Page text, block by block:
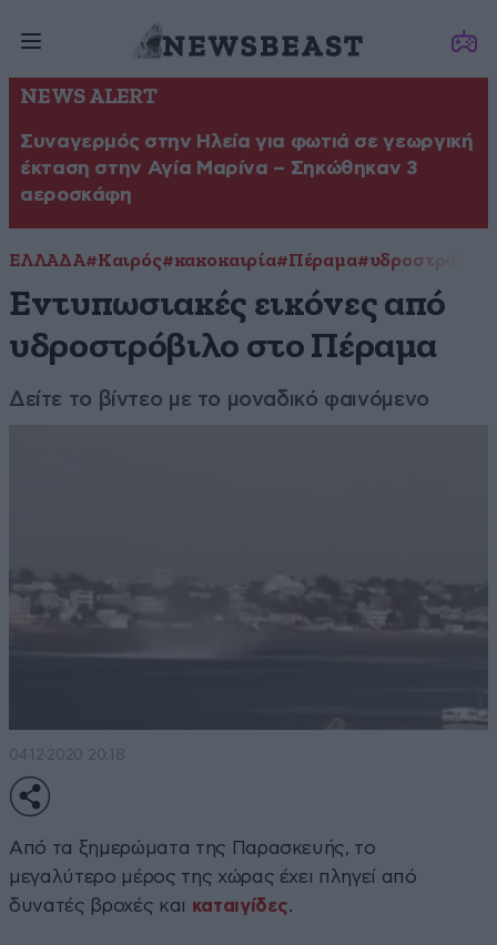
NEWS ALERT
Συναγερμός στην Ηλεία για φωτιά σε γεωργική
έκταση στην Αγία Μαρίνα – Σηκώθηκαν 3
αεροσκάφη
ΕΛΛΑΔΑ#Καιρός#κακοκαιρία#Πέραμα
Εντυπωσιακές εικόνες από
υδροστρόβιλο στο Πέραμα
Δείτε το βίντεο με το μοναδικό φαινόμενο
04·12·2020 20:18
Από τα ξημερώματα της Παρασκευής, το
μεγαλύτερο μέρος της χώρας έχει πληγεί από
δυνατές βροχές και καταιγίδες.